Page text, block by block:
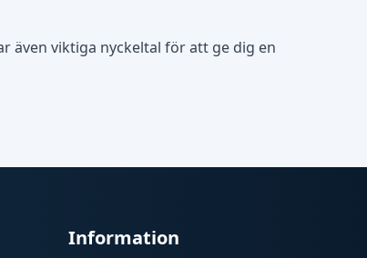
även viktiga nyckeltal för att ge dig en
Information